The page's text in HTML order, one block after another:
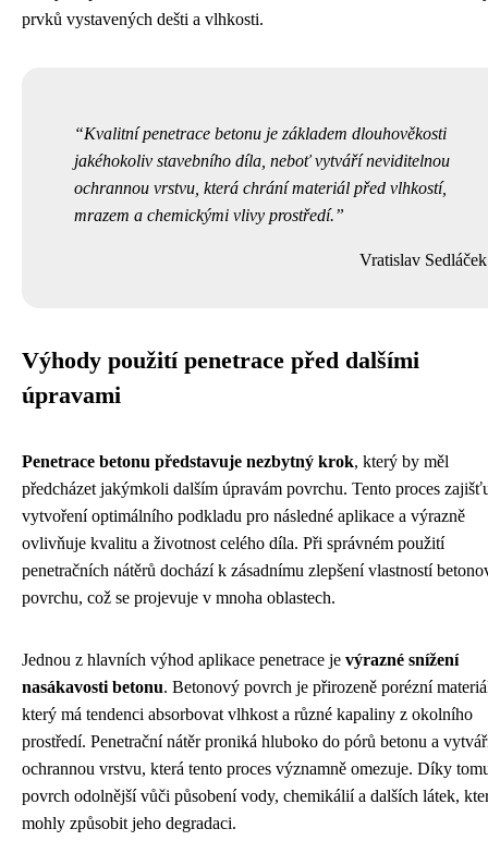
prvků vystavených dešti a vlhkosti.
Kvalitní penetrace betonu je základem dlouhověkosti
jakéhokoliv stavebního díla, neboť vytváří neviditelnou
ochrannou vrstvu, která chrání materiál před vlhkostí,
mrazem a chemickými vlivy prostředí.
Vratislav Sedláček
Výhody použití penetrace před dalšími
úpravami
Penetrace betonu představuje nezbytný krok, který by měl
předcházet jakýmkoli dalším úpravám povrchu. Tento proces
vytvoření optimálního podkladu pro následné aplikace a výrazně
ovlivňuje kvalitu a životnost celého díla. Při správném použití
penetračních nátěrů dochází k zásadnímu zlepšení vlastností
povrchu, což se projevuje v mnoha oblastech.
Jednou z hlavních výhod aplikace penetrace je výrazné snížení
nasákavosti betonu. Betonový povrch je přirozeně porézní
který má tendenci absorbovat vlhkost a různé kapaliny z okolního
prostředí. Penetrační nátěr proniká hluboko do pórů betonu a
ochrannou vrstvu, která tento proces významně omezuje. Díky
povrch odolnější vůči působení vody, chemikálií a dalších látek,
mohly způsobit jeho degradaci.